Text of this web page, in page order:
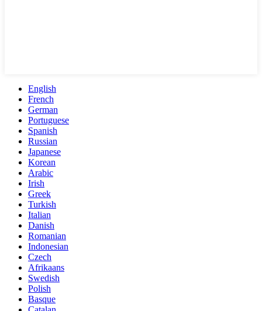
English
French
German
Portuguese
Spanish
Russian
Japanese
Korean
Arabic
Irish
Greek
Turkish
Italian
Danish
Romanian
Indonesian
Czech
Afrikaans
Swedish
Polish
Basque